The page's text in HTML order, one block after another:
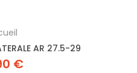
AR 27.5-29
€